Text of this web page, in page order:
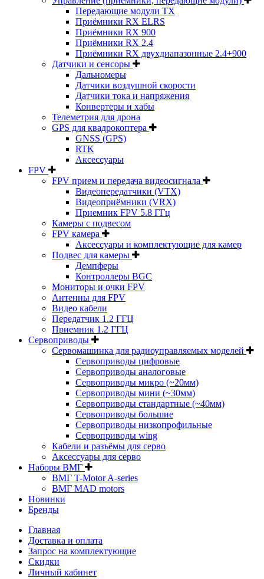
Передающие модули TX
Приёмники RX ELRS
Приёмники RX 900
Приёмники RX 2.4
Приёмники RX двухдиапазонные 2.4+900
Датчики и сенсоры
Дальномеры
Датчики воздушной скорости
Датчики тока и напряжения
Конвертеры и хабы
Телеметрия для дрона
GPS для квадрокоптера
GNSS (GPS)
RTK
Аксессуары
FPV
FPV прием и передача видеосигнала
Видеопередатчики (VTX)
Видеоприёмники (VRX)
Приемник FPV 5.8 ГГц
Камеры с подвесом
FPV камера
Аксессуары и комплектующие для камер
Подвес для камеры
Демпферы
Контроллеры BGC
Мониторы и очки FPV
Антенны для FPV
Видео кабели
Передатчик 1.2 ГГЦ
Приемник 1.2 ГГЦ
Сервоприводы
Сервомашинка для радиоуправляемых моделей
Сервоприводы цифровые
Сервоприводы аналоговые
Сервоприводы микро (~20мм)
Сервоприводы мини (~30мм)
Сервоприводы стандартные (~40мм)
Сервоприводы большие
Сервоприводы низкопрофильные
Сервоприводы wing
Кабели и разъёмы для серво
Аксессуары для серво
Наборы ВМГ
ВМГ T-Motor A-series
ВМГ MAD motors
Новинки
Бренды
Главная
Доставка и оплата
Запрос на комплектующие
Скидки
Личный кабинет